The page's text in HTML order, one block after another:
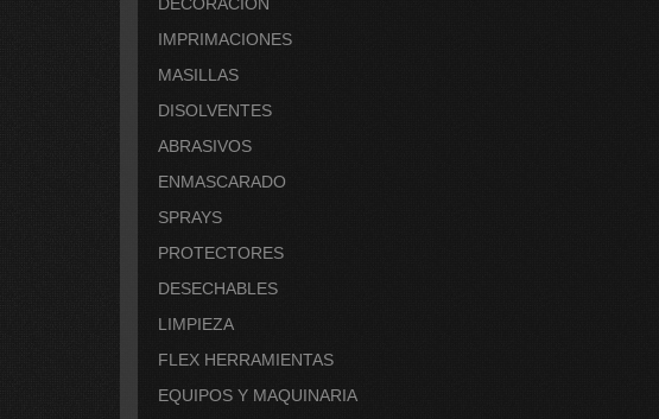
IMPRIMACIONES
MASILLAS
DISOLVENTES
ABRASIVOS
ENMASCARADO
SPRAYS
PROTECTORES
DESECHABLES
LIMPIEZA
FLEX HERRAMIENTAS
EQUIPOS Y MAQUINARIA